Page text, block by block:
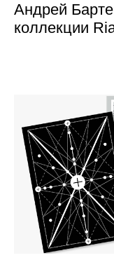
Андрей
коллекции